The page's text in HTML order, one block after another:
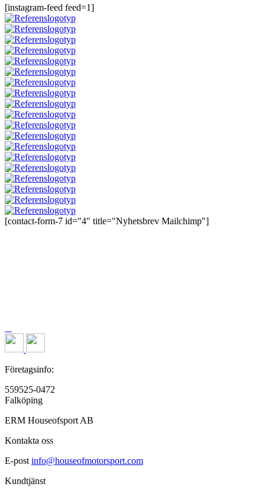
[instagram-feed feed=1]
[contact-form-7 id="4" title="Nyhetsbrev Mailchimp"]
Företagsinfo:
559525-0472
Falköping
ERM Houseofsport AB
Kontakta oss
E-post info@houseofmotorsport.com
Kundtjänst